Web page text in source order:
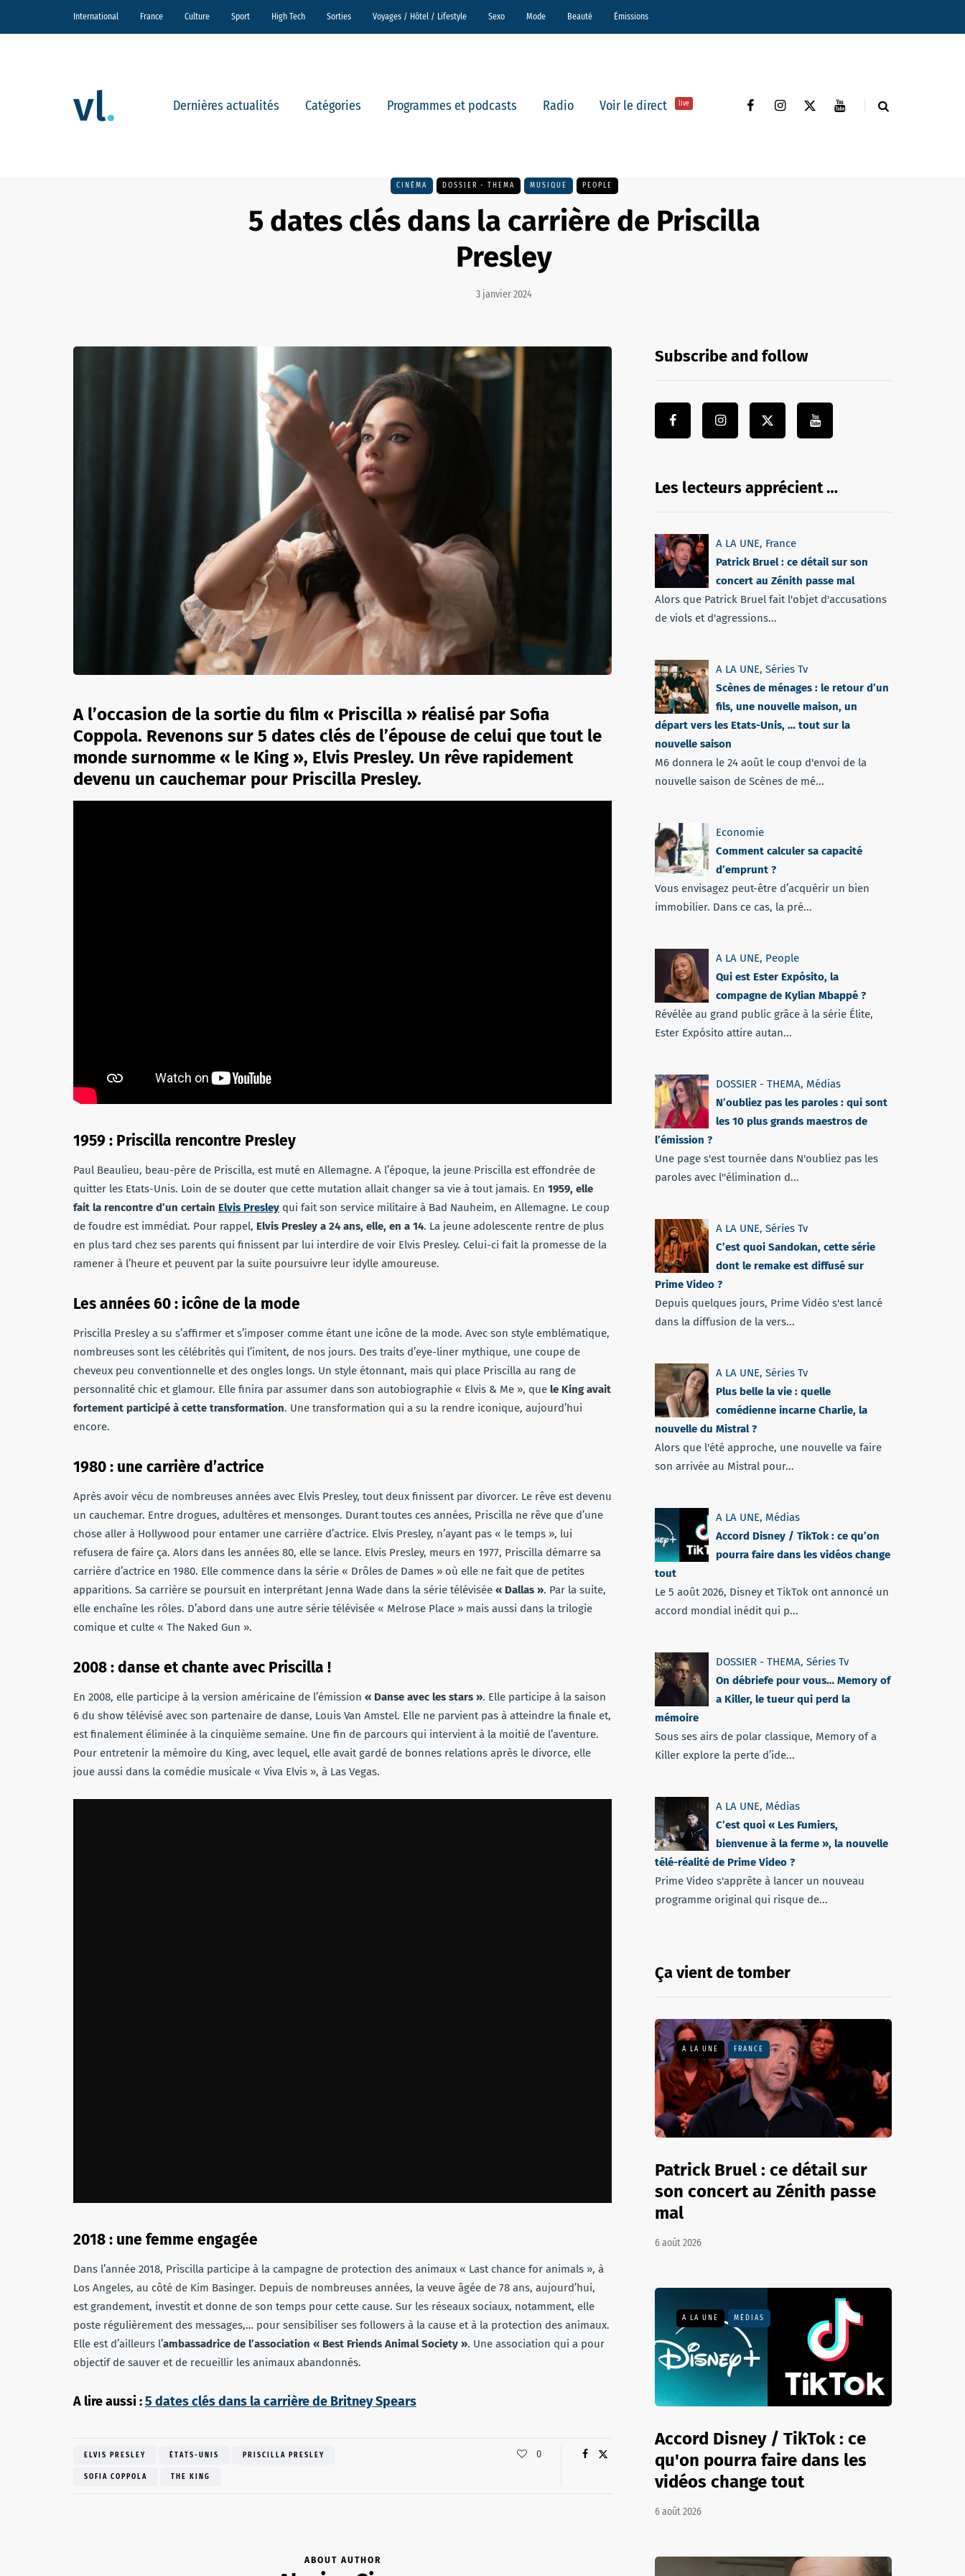
International France Culture Sport High Tech Sorties Voyages / Hôtel / Lifestyle Sexo Mode Beauté Émissions
Dernières actualités Catégories Programmes et podcasts Radio Voir le direct live
CINÉMA DOSSIER - THEMA MUSIQUE PEOPLE
5 dates clés dans la carrière de Priscilla
Presley
3 janvier 2024
A l’occasion de la sortie du film « Priscilla » réalisé par Sofia
Coppola. Revenons sur 5 dates clés de l’épouse de celui que tout le
monde surnomme « le King », Elvis Presley. Un rêve rapidement
devenu un cauchemar pour Priscilla Presley.
1959 : Priscilla rencontre Presley
Paul Beaulieu, beau-père de Priscilla, est muté en Allemagne. A l’époque, la jeune Priscilla est effondrée de
quitter les Etats-Unis. Loin de se douter que cette mutation allait changer sa vie à tout jamais. En 1959, elle
fait la rencontre d’un certain Elvis Presley qui fait son service militaire à Bad Nauheim, en Allemagne. Le coup
de foudre est immédiat. Pour rappel, Elvis Presley a 24 ans, elle, en a 14. La jeune adolescente rentre de plus
en plus tard chez ses parents qui finissent par lui interdire de voir Elvis Presley. Celui-ci fait la promesse de la
ramener à l’heure et peuvent par la suite poursuivre leur idylle amoureuse.
Les années 60 : icône de la mode
Priscilla Presley a su s’affirmer et s’imposer comme étant une icône de la mode. Avec son style emblématique,
nombreuses sont les célébrités qui l’imitent, de nos jours. Des traits d’eye-liner mythique, une coupe de
cheveux peu conventionnelle et des ongles longs. Un style étonnant, mais qui place Priscilla au rang de
personnalité chic et glamour. Elle finira par assumer dans son autobiographie « Elvis & Me », que le King avait
fortement participé à cette transformation. Une transformation qui a su la rendre iconique, aujourd’hui
encore.
1980 : une carrière d’actrice
Après avoir vécu de nombreuses années avec Elvis Presley, tout deux finissent par divorcer. Le rêve est devenu
un cauchemar. Entre drogues, adultères et mensonges. Durant toutes ces années, Priscilla ne rêve que d’une
chose aller à Hollywood pour entamer une carrière d’actrice. Elvis Presley, n’ayant pas « le temps », lui
refusera de faire ça. Alors dans les années 80, elle se lance. Elvis Presley, meurs en 1977, Priscilla démarre sa
carrière d’actrice en 1980. Elle commence dans la série « Drôles de Dames » où elle ne fait que de petites
apparitions. Sa carrière se poursuit en interprétant Jenna Wade dans la série télévisée « Dallas ». Par la suite,
elle enchaîne les rôles. D’abord dans une autre série télévisée « Melrose Place » mais aussi dans la trilogie
comique et culte « The Naked Gun ».
2008 : danse et chante avec Priscilla !
En 2008, elle participe à la version américaine de l’émission « Danse avec les stars ». Elle participe à la saison
6 du show télévisé avec son partenaire de danse, Louis Van Amstel. Elle ne parvient pas à atteindre la finale et,
est finalement éliminée à la cinquième semaine. Une fin de parcours qui intervient à la moitié de l’aventure.
Pour entretenir la mémoire du King, avec lequel, elle avait gardé de bonnes relations après le divorce, elle
joue aussi dans la comédie musicale « Viva Elvis », à Las Vegas.
2018 : une femme engagée
Dans l’année 2018, Priscilla participe à la campagne de protection des animaux « Last chance for animals », à
Los Angeles, au côté de Kim Basinger. Depuis de nombreuses années, la veuve âgée de 78 ans, aujourd’hui,
est grandement, investit et donne de son temps pour cette cause. Sur les réseaux sociaux, notamment, elle
poste régulièrement des messages,… pour sensibiliser ses followers à la cause et à la protection des animaux.
Elle est d’ailleurs l’ambassadrice de l’association « Best Friends Animal Society ». Une association qui a pour
objectif de sauver et de recueillir les animaux abandonnés.
A lire aussi :5 dates clés dans la carrière de Britney Spears
ELVIS PRESLEY ÉTATS-UNIS PRISCILLA PRESLEY
SOFIA COPPOLA THE KING
0
ABOUT AUTHOR
Subscribe and follow
Les lecteurs apprécient …
A LA UNE, France
Patrick Bruel : ce détail sur son
concert au Zénith passe mal
Alors que Patrick Bruel fait l'objet d'accusations
de viols et d'agressions...
A LA UNE, Séries Tv
Scènes de ménages : le retour d’un
fils, une nouvelle maison, un
départ vers les Etats-Unis, … tout sur la
nouvelle saison
M6 donnera le 24 août le coup d'envoi de la
nouvelle saison de Scènes de mé...
Economie
Comment calculer sa capacité
d’emprunt ?
Vous envisagez peut-être d’acquérir un bien
immobilier. Dans ce cas, la pré...
A LA UNE, People
Qui est Ester Expósito, la
compagne de Kylian Mbappé ?
Révélée au grand public grâce à la série Élite,
Ester Expósito attire autan...
DOSSIER - THEMA, Médias
N’oubliez pas les paroles : qui sont
les 10 plus grands maestros de
l’émission ?
Une page s'est tournée dans N'oubliez pas les
paroles avec l''élimination d...
A LA UNE, Séries Tv
C’est quoi Sandokan, cette série
dont le remake est diffusé sur
Prime Video ?
Depuis quelques jours, Prime Vidéo s'est lancé
dans la diffusion de la vers...
A LA UNE, Séries Tv
Plus belle la vie : quelle
comédienne incarne Charlie, la
nouvelle du Mistral ?
Alors que l'été approche, une nouvelle va faire
son arrivée au Mistral pour...
A LA UNE, Médias
Accord Disney / TikTok : ce qu’on
pourra faire dans les vidéos change
tout
Le 5 août 2026, Disney et TikTok ont annoncé un
accord mondial inédit qui p...
DOSSIER - THEMA, Séries Tv
On débriefe pour vous… Memory of
a Killer, le tueur qui perd la
mémoire
Sous ses airs de polar classique, Memory of a
Killer explore la perte d’ide...
A LA UNE, Médias
C’est quoi « Les Fumiers,
bienvenue à la ferme », la nouvelle
télé-réalité de Prime Video ?
Prime Video s'apprête à lancer un nouveau
programme original qui risque de...
Ça vient de tomber
A LA UNE FRANCE
Patrick Bruel : ce détail sur
son concert au Zénith passe
mal
6 août 2026
A LA UNE MÉDIAS
Accord Disney / TikTok : ce
qu'on pourra faire dans les
vidéos change tout
6 août 2026